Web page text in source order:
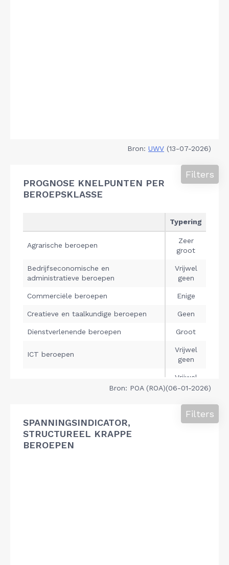
Bron: UWV (13-07-2026)
PROGNOSE KNELPUNTEN PER
BEROEPSKLASSE
Filters
Bron: POA (ROA)(06-01-2026)
SPANNINGSINDICATOR,
STRUCTUREEL KRAPPE
BEROEPEN
Filters